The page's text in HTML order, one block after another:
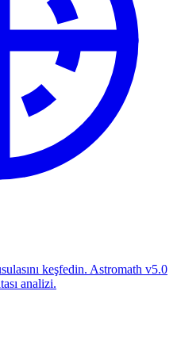
keşfedin. Astromath v5.0
analizi.